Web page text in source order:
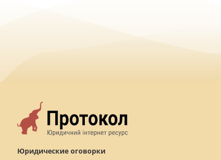
Юридические оговорки